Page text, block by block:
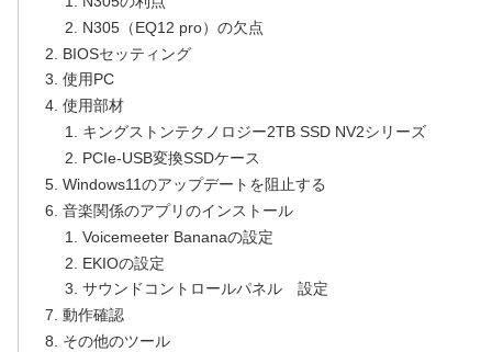
N305（EQ12 pro）の欠点
BIOSセッティング
使用PC
使用部材
キングストンテクノロジー2TB SSD NV2シリーズ
PCIe-USB変換SSDケース
Windows11のアップデートを阻止する
音楽関係のアプリのインストール
Voicemeeter Bananaの設定
EKIOの設定
サウンドコントロールパネル 設定
動作確認
その他のツール